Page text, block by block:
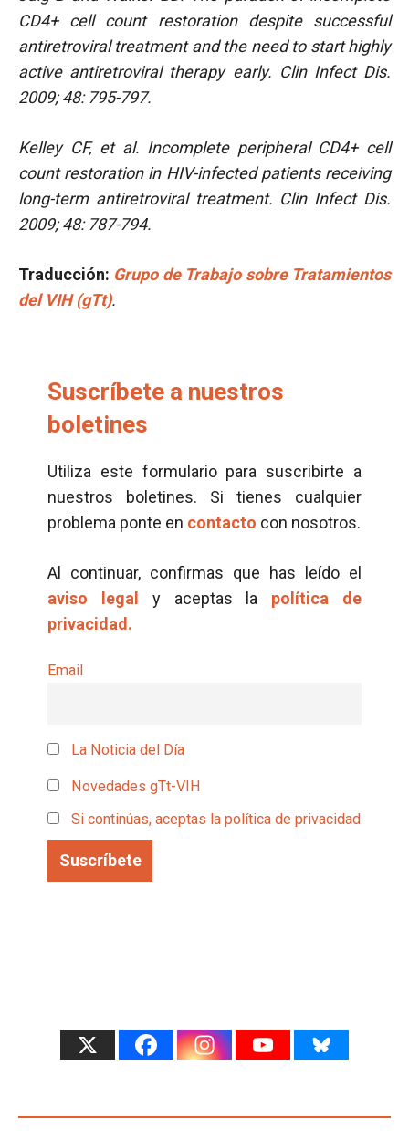
CD4+ cell count restoration despite successful
antiretroviral treatment and the need to start highly
active antiretroviral therapy early. Clin Infect Dis.
2009; 48: 795-797.
Kelley CF, et al. Incomplete peripheral CD4+ cell
count restoration in HIV-infected patients receiving
long-term antiretroviral treatment. Clin Infect Dis.
2009; 48: 787-794.
Traducción: Grupo de Trabajo sobre Tratamientos
del VIH (gTt).
Suscríbete a nuestros
boletines
Utiliza este formulario para suscribirte a
nuestros boletines. Si tienes cualquier
problema ponte en contacto con nosotros.
Al continuar, confirmas que has leído el
aviso legal
y aceptas la política de
privacidad.
Email
La Noticia del Día
Novedades gTt-VIH
Si continúas, aceptas la política de privacidad